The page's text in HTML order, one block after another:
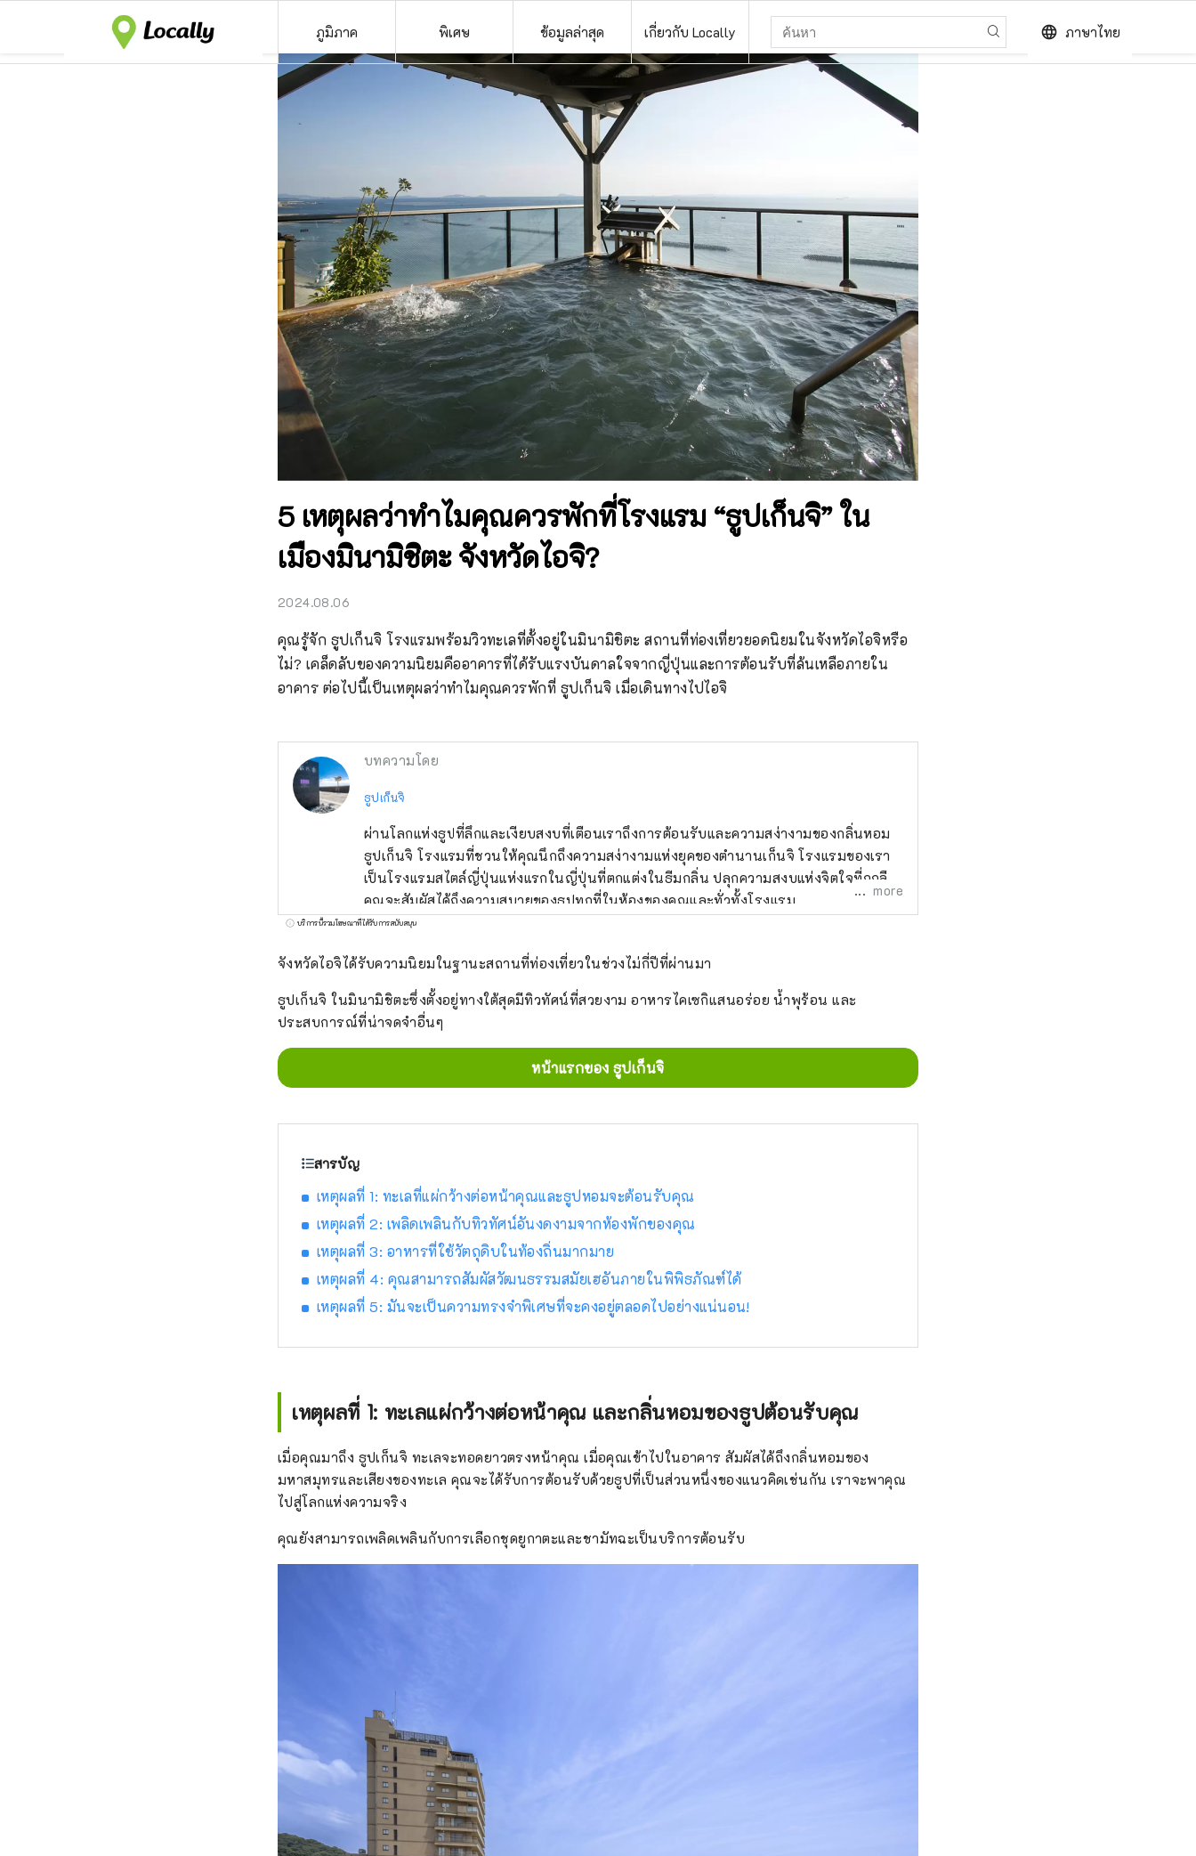
ภูมิภาค พิเศษ ข้อมูลล่าสุด เกี่ยวกับ Locally language ภาษาไทย
5 เหตุผลว่าทำไมคุณควรพักที่โรงแรม “ธูปเก็นจิ” ใน
เมืองมินามิชิตะ จังหวัดไอจิ?
2024.08.06
คุณรู้จัก ธูปเก็นจิ โรงแรมพร้อมวิวทะเลที่ตั้งอยู่ในมินามิชิตะ สถานที่ท่องเที่ยวยอดนิยมในจังหวัดไอจิหรือ
ไม่? เคล็ดลับของความนิยมคืออาคารที่ได้รับแรงบันดาลใจจากญี่ปุ่นและการต้อนรับที่ล้นเหลือภายใน
อาคาร ต่อไปนี้เป็นเหตุผลว่าทำไมคุณควรพักที่ ธูปเก็นจิ เมื่อเดินทางไปไอจิ
บทความโดย
ธูปเก็นจิ
ผ่านโลกแห่งธูปที่ลึกและเงียบสงบที่เตือนเราถึงการต้อนรับและความสง่างามของกลิ่นหอม
ธูปเก็นจิ โรงแรมที่ชวนให้คุณนึกถึงความสง่างามแห่งยุคของตำนานเก็นจิ โรงแรมของเรา
เป็นโรงแรมสไตล์ญี่ปุ่นแห่งแรกในญี่ปุ่นที่ตกแต่งในธีมกลิ่น ปลุกความสงบแห่งจิตใจที่ถูกลืม
คุณจะสัมผัสได้ถึงความสบายของธูปทุกที่ในห้องของคุณและทั่วทั้งโรงแรม
more
บริการนี้รวมโฆษณาที่ได้รับการสนับสนุน
จังหวัดไอจิได้รับความนิยมในฐานะสถานที่ท่องเที่ยวในช่วงไม่กี่ปีที่ผ่านมา
ธูปเก็นจิ ในมินามิชิตะซึ่งตั้งอยู่ทางใต้สุดมีทิวทัศน์ที่สวยงาม อาหารไคเซกิแสนอร่อย น้ำพุร้อน และ
ประสบการณ์ที่น่าจดจำอื่นๆ
หน้าแรกของ ธูปเก็นจิ
สารบัญ
เหตุผลที่ 1: ทะเลที่แผ่กว้างต่อหน้าคุณและธูปหอมจะต้อนรับคุณ
เหตุผลที่ 2: เพลิดเพลินกับทิวทัศน์อันงดงามจากห้องพักของคุณ
เหตุผลที่ 3: อาหารที่ใช้วัตถุดิบในท้องถิ่นมากมาย
เหตุผลที่ 4: คุณสามารถสัมผัสวัฒนธรรมสมัยเฮอันภายในพิพิธภัณฑ์ได้
เหตุผลที่ 5: มันจะเป็นความทรงจำพิเศษที่จะคงอยู่ตลอดไปอย่างแน่นอน!
เหตุผลที่ 1: ทะเลแผ่กว้างต่อหน้าคุณ และกลิ่นหอมของธูปต้อนรับคุณ
เมื่อคุณมาถึง ธูปเก็นจิ ทะเลจะทอดยาวตรงหน้าคุณ เมื่อคุณเข้าไปในอาคาร สัมผัสได้ถึงกลิ่นหอมของ
มหาสมุทรและเสียงของทะเล คุณจะได้รับการต้อนรับด้วยธูปที่เป็นส่วนหนึ่งของแนวคิดเช่นกัน เราจะพาคุณ
ไปสู่โลกแห่งความจริง
คุณยังสามารถเพลิดเพลินกับการเลือกชุดยูกาตะและชามัทฉะเป็นบริการต้อนรับ